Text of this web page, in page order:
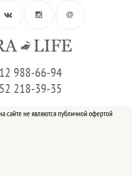
988-66-94
218-39-35
сайте не являются публичной офертой